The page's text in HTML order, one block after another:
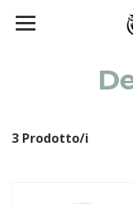
3 Prodotto/i